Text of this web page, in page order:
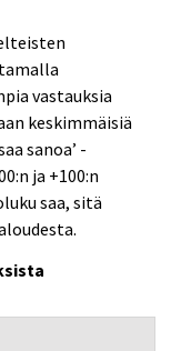
vastauksia
keskimmäisiä
sanoa’ -
ja +100:n
saa, sitä